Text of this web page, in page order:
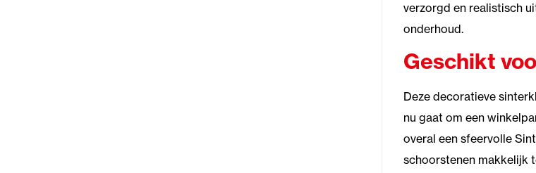
verzorgd en realistisch
onderhoud.
Geschikt
Deze decoratieve
nu gaat om een
overal een sfeervolle
schoorstenen makkelijk